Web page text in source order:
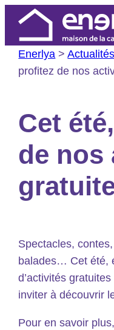
Aller
contenu
Enerlya >Actualités
profitez de nos
Cet
de nos
Spectacles,
balades… Cet été,
d’activités
inviter à découvrir
Pour en savoir